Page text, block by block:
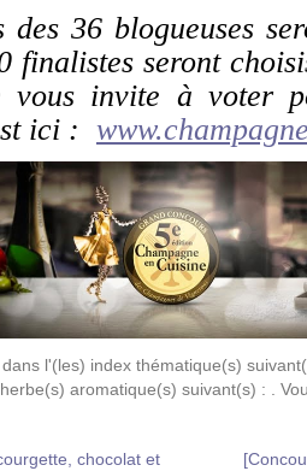
des 36 blogueuses
finalistes seront
vous invite à voter
ici :
l'(les) index thématique(s)
aromatique(s) suivant(s) : .
chocolat et